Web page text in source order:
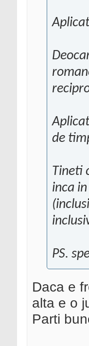
de
Tineti
inca
PS.
Daca e
alta e o
Parti